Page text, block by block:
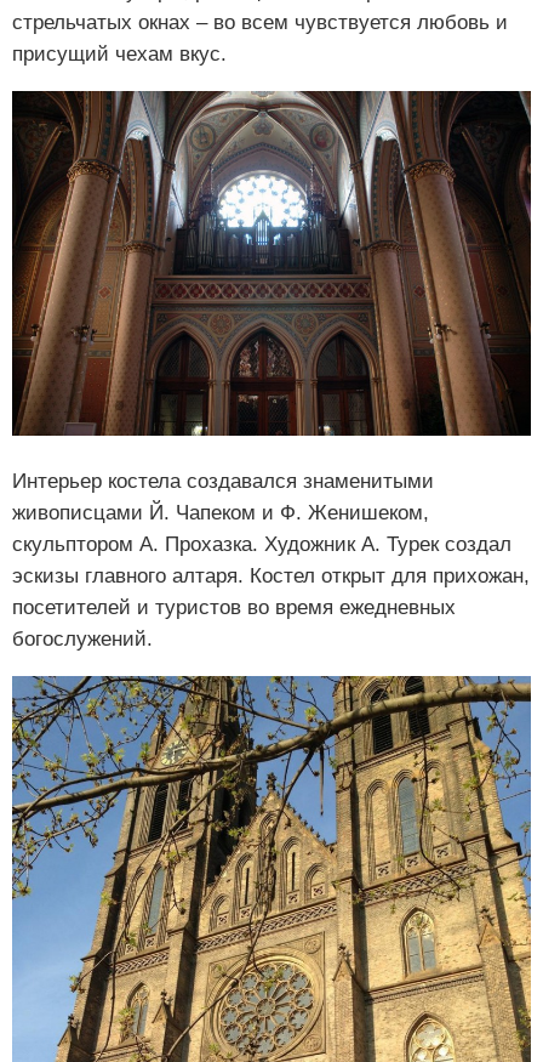
стрельчатых окнах – во всем чувствуется любовь и
присущий чехам вкус.
Интерьер костела создавался знаменитыми
живописцами Й. Чапеком и Ф. Женишеком,
скульптором А. Прохазка. Художник А. Турек создал
эскизы главного алтаря. Костел открыт для прихожан,
посетителей и туристов во время ежедневных
богослужений.